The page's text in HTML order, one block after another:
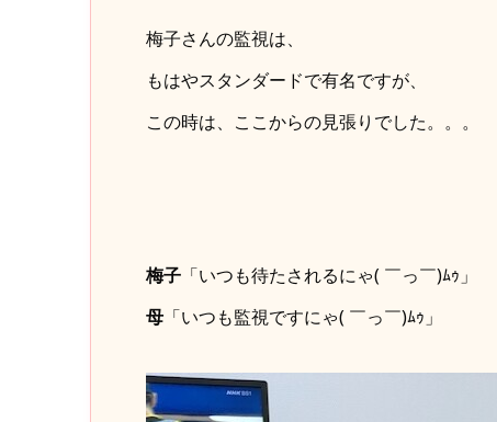
梅子さんの監視は、
もはやスタンダードで有名ですが、
この時は、ここからの見張りでした。。。
梅子「いつも待たされるにゃ( ￣っ￣)ﾑｩ」
母「いつも監視ですにゃ( ￣っ￣)ﾑｩ」